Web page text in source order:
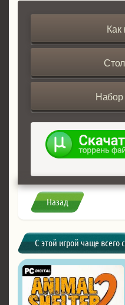
Как
Набор
Назад
С этой игрой чаще всего